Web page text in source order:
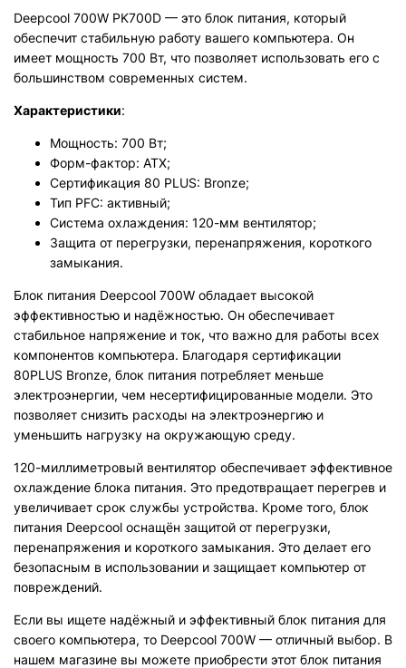
Deepcool 700W PK700D — это блок питания, который
обеспечит стабильную работу вашего компьютера. Он
имеет мощность 700 Вт, что позволяет использовать его с
большинством современных систем.
Характеристики:
Мощность: 700 Вт;
Форм-фактор: ATX;
Сертификация 80 PLUS: Bronze;
Тип PFC: активный;
Система охлаждения: 120-мм вентилятор;
Защита от перегрузки, перенапряжения, короткого
замыкания.
Блок питания Deepcool 700W обладает высокой
эффективностью и надёжностью. Он обеспечивает
стабильное напряжение и ток, что важно для работы всех
компонентов компьютера. Благодаря сертификации
80PLUS Bronze, блок питания потребляет меньше
электроэнергии, чем несертифицированные модели. Это
позволяет снизить расходы на электроэнергию и
уменьшить нагрузку на окружающую среду.
120-миллиметровый вентилятор обеспечивает эффективное
охлаждение блока питания. Это предотвращает перегрев и
увеличивает срок службы устройства. Кроме того, блок
питания Deepcool оснащён защитой от перегрузки,
перенапряжения и короткого замыкания. Это делает его
безопасным в использовании и защищает компьютер от
повреждений.
Если вы ищете надёжный и эффективный блок питания для
своего компьютера, то Deepcool 700W — отличный выбор. В
нашем магазине вы можете приобрести этот блок питания